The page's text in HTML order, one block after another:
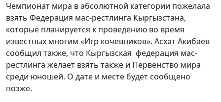
Чемпионат мира в абсолютной категории пожелала
взять Федерация мас-рестлинга Кыргызстана,
которые планируется к проведению во время
известных многим «Игр кочевников». Асхат Акибаев
сообщил также, что Кыргызская федерация мас-
рестлинга желает взять также и Первенство мира
среди юношей. О дате и месте будет сообщено
позже.